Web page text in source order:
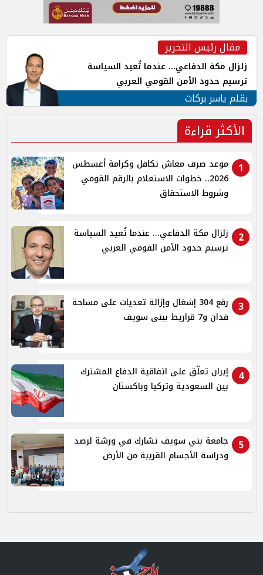
مقال رئيس التحرير
زلزال مكة الدفاعي... عندما تُعيد السياسة
ترسيم حدود الأمن القومي العربي
بقلم ياسر بركات
الأكثر قراءة
1
موعد صرف معاش تكافل وكرامة أغسطس
2026.. خطوات الاستعلام بالرقم القومي
وشروط الاستحقاق
2
زلزال مكة الدفاعي... عندما تُعيد السياسة
ترسيم حدود الأمن القومي العربي
3
رفع 304 إشغال وإزالة تعديات على مساحة
فدان و7 قراريط ببنى سويف
4
إيران تعلّق على اتفاقية الدفاع المشترك
بين السعودية وتركيا وباكستان
5
جامعة بني سويف تشارك في ورشة لرصد
ودراسة الأجسام القريبة من الأرض